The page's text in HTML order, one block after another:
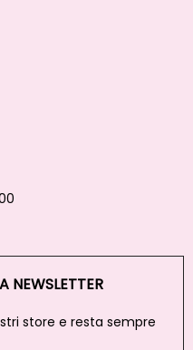
NEWSLETTER
store e resta sempre